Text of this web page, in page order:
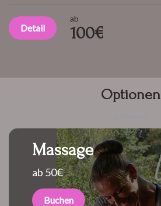
Detail
ab
100€
Optionen
Massage
ab 50€
Buchen